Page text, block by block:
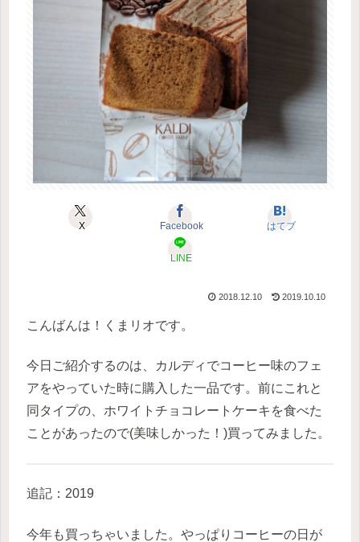
X Facebook はてブ
LINE
2018.12.10 2019.10.10
こんばんは！くまリオです。
今日ご紹介するのは、カルディでコーヒー味のフェ
アをやっていた時に購入した一品です。 前にこれと
同タイプの、ホワイトチョコレートケーキを食べた
ことがあったので(美味しかった！)買ってみました。
追記：2019
今年も買っちゃいました。 やっぱりコーヒーの日が